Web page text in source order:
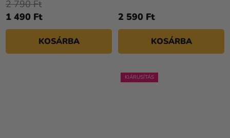
1 490 Ft
2 790 Ft
KOSÁRBA
2 590 Ft
KOSÁRBA
KIÁRUSÍTÁS